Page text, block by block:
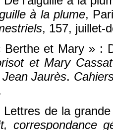
à la plume,
, 157, juillet-
Berthe et Mary » :
et Mary
Jean Jaurès.
Lettres de la
correspondance